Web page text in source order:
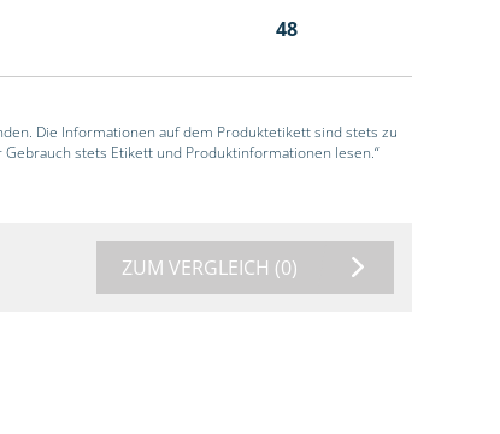
48
Die Informationen auf dem Produktetikett sind stets zu
stets Etikett und Produktinformationen lesen.“
ZUM VERGLEICH (0)